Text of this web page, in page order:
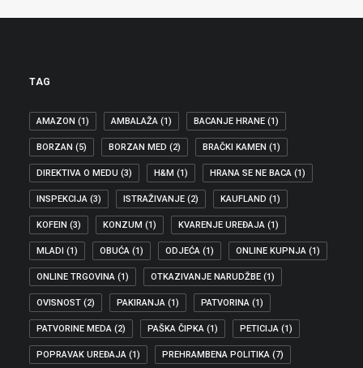
TAG
AMAZON (1) AMBALAŽA (1) BACANJE HRANE (1)
BORZAN (5) BORZAN MED (2) BRAČKI KAMEN (1)
DIREKTIVA O MEDU (3) H&M (1) HRANA SE NE BACA (1)
INSPEKCIJA (3) ISTRAŽIVANJE (2) KAUFLAND (1)
KOFEIN (3) KONZUM (1) KVARENJE UREĐAJA (1)
MLADI (1) OBUĆA (1) ODJEĆA (1) ONLINE KUPNJA (1)
ONLINE TRGOVINA (1) OTKAZIVANJE NARUDŽBE (1)
OVISNOST (2) PAKIRANJA (1) PATVORINA (1)
PATVORINE MEDA (2) PAŠKA ČIPKA (1) PETICIJA (1)
POPRAVAK UREĐAJA (1) PREHRAMBENA POLITIKA (7)